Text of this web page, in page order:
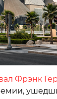
Фрэнк